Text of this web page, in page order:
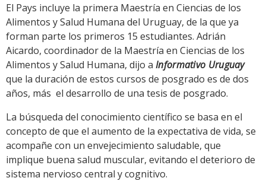
El Pays incluye la primera Maestría en Ciencias de los
Alimentos y Salud Humana del Uruguay, de la que ya
forman parte los primeros 15 estudiantes. Adrián
Aicardo, coordinador de la Maestría en Ciencias de los
Alimentos y Salud Humana, dijo a Informativo Uruguay
que la duración de estos cursos de posgrado es de dos
años, más el desarrollo de una tesis de posgrado.
La búsqueda del conocimiento científico se basa en el
concepto de que el aumento de la expectativa de vida, se
acompañe con un envejecimiento saludable, que
implique buena salud muscular, evitando el deterioro de
sistema nervioso central y cognitivo.